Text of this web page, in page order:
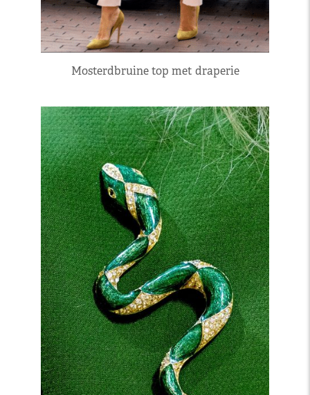
Mosterdbruine top met draperie